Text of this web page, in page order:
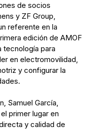
de socios
y ZF Group,
referente en la
edición de AMOF
tecnología para
en electromovilidad,
y configurar la
Samuel García,
primer lugar en
y calidad de